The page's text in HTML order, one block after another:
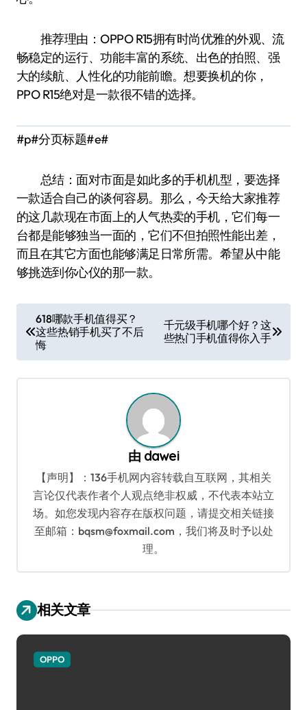
推荐理由：OPPO R15拥有时尚优雅的外观、流
畅稳定的运行、功能丰富的系统、出色的拍照、强
大的续航、人性化的功能前瞻。想要换机的你，
PPO R15绝对是一款很不错的选择。
#p#分页标题#e#
总结：面对市面是如此多的手机机型，要选择
一款适合自己的谈何容易。那么，今天给大家推荐
的这几款现在市面上的人气热卖的手机，它们每一
台都是能够独当一面的，它们不但拍照性能出差，
而且在其它方面也能够满足日常所需。希望从中能
够挑选到你心仪的那一款。
章
导
航
618哪款手机值得买？
这些热销手机买了不后
悔
千元级手机哪个好？这
些热门手机值得你入手
由 dawei
【声明】：136手机网内容转载自互联网，其相关
言论仅代表作者个人观点绝非权威，不代表本站立
场。如您发现内容存在版权问题，请提交相关链接
至邮箱：bqsm@foxmail.com，我们将及时予以处
理。
相关文章
OPPO